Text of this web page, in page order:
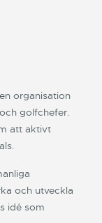
organisation
golfchefer.
att aktivt
och utveckla
idé som